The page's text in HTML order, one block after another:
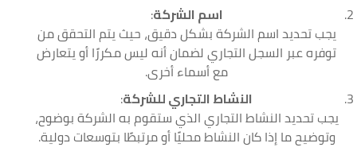
اسم الشركة:
يجب تحديد اسم الشركة بشكل دقيق، حيث يتم التحقق من
توفره عبر السجل التجاري لضمان أنه ليس مكررًا أو يتعارض
مع أسماء أخرى.
النشاط التجاري للشركة:
يجب تحديد النشاط التجاري الذي ستقوم به الشركة بوضوح،
وتوضيح ما إذا كان النشاط محليًا أو مرتبطًا بتوسعات دولية.